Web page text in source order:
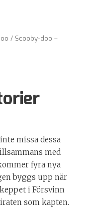
/ Scooby-doo –
missa dessa
med
fyra nya
byggs upp när
i Försvinn
som kapten.